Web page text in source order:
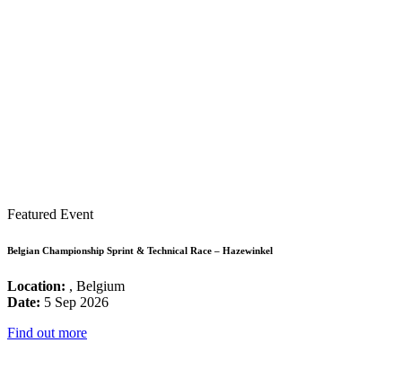
Featured Event
Belgian Championship Sprint & Technical Race – Hazewinkel
Location: , Belgium
Date: 5 Sep 2026
Find out more